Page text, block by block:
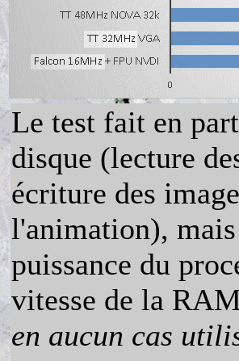
Le test fait en
disque (lecture
écriture des
l'animation),
puissance du
vitesse de la
en aucun cas